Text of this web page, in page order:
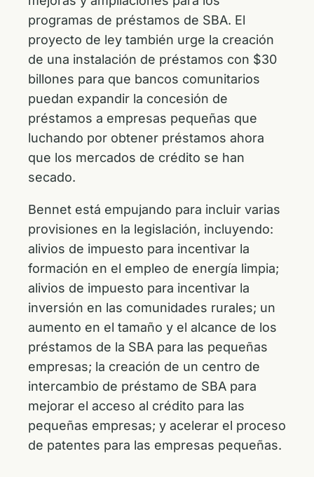
programas de préstamos de SBA. El
proyecto de ley también urge la creación
de una instalación de préstamos con $30
billones para que bancos comunitarios
puedan expandir la concesión de
préstamos a empresas pequeñas que
luchando por obtener préstamos ahora
que los mercados de crédito se han
secado.
Bennet está empujando para incluir varias
provisiones en la legislación, incluyendo:
alivios de impuesto para incentivar la
formación en el empleo de energía limpia;
alivios de impuesto para incentivar la
inversión en las comunidades rurales; un
aumento en el tamaño y el alcance de los
préstamos de la SBA para las pequeñas
empresas; la creación de un centro de
intercambio de préstamo de SBA para
mejorar el acceso al crédito para las
pequeñas empresas; y acelerar el proceso
de patentes para las empresas pequeñas.